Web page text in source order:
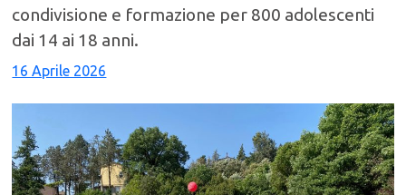
condivisione e formazione per 800 adolescenti
dai 14 ai 18 anni.
16 Aprile 2026